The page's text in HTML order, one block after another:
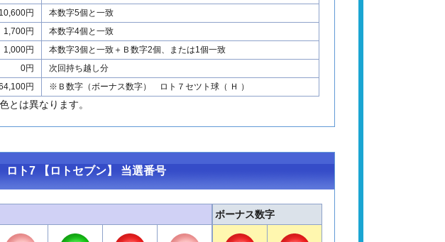
10,600円
本数字5個と一致
1,700円
本数字4個と一致
1,000円
本数字3個と一致＋Ｂ数字2個、または1個一致
0円
次回持ち越し分
円 ※Ｂ数字（ボーナス数字） ロト７セツト球（ Ｈ ）
とは異なります。
ト7 【ロトセブン】 当選番号
ボーナス数字